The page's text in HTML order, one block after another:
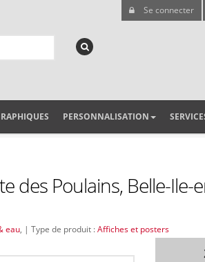
Se connecter
PERSONNALISATION
des Poulains, Belle-Ile-
eau , | Type de produit :Affiches et posters